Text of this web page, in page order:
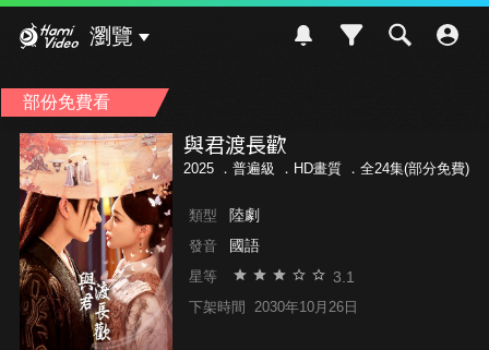
瀏覽
部份免費看
與君渡長歡
2025 ． 普遍級 ．HD畫質 ．全24集(部分免費)
類型 陸劇
發音 國語
星等 3.1
下架時間 2030年10月26日